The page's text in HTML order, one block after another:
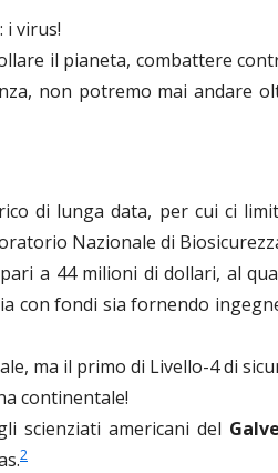
i virus!
il pianeta, combattere
non potremo mai andare
di lunga data, per cui ci
Nazionale di
a 44 milioni di dollari, al
con fondi sia fornendo
ma il primo di Livello-4 di
continentale!
scienziati americani del
2